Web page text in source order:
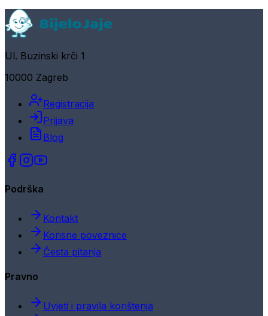
Ul. Buzinski krči 1
10000 Zagreb
Registracija
Prijava
Blog
Podrška
Kontakt
Korisne poveznice
Česta pitanja
Pravno
Uvjeti i pravila korištenja